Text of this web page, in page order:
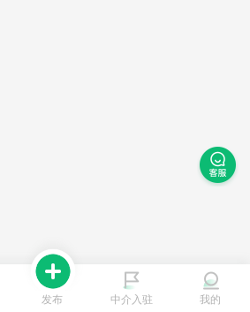
发布 中介入驻 我的